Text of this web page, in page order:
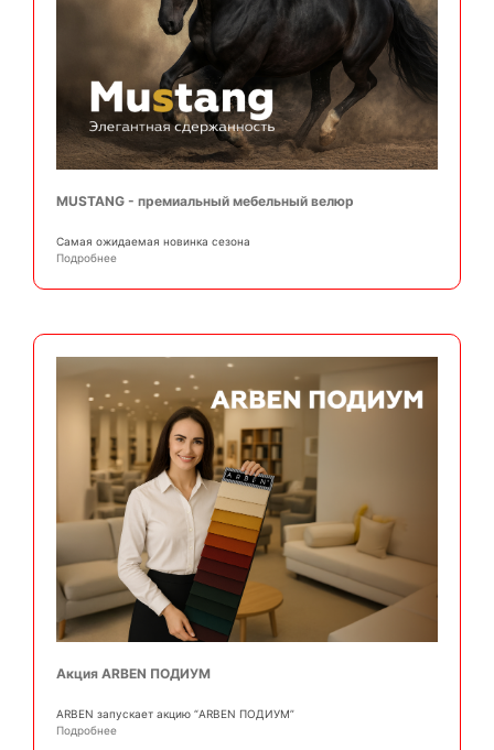
MUSTANG - премиальный мебельный велюр
Самая ожидаемая новинка сезона
Подробнее
Акция ARBEN ПОДИУМ
АRBEN запускает акцию “ARBEN ПОДИУМ”
Подробнее